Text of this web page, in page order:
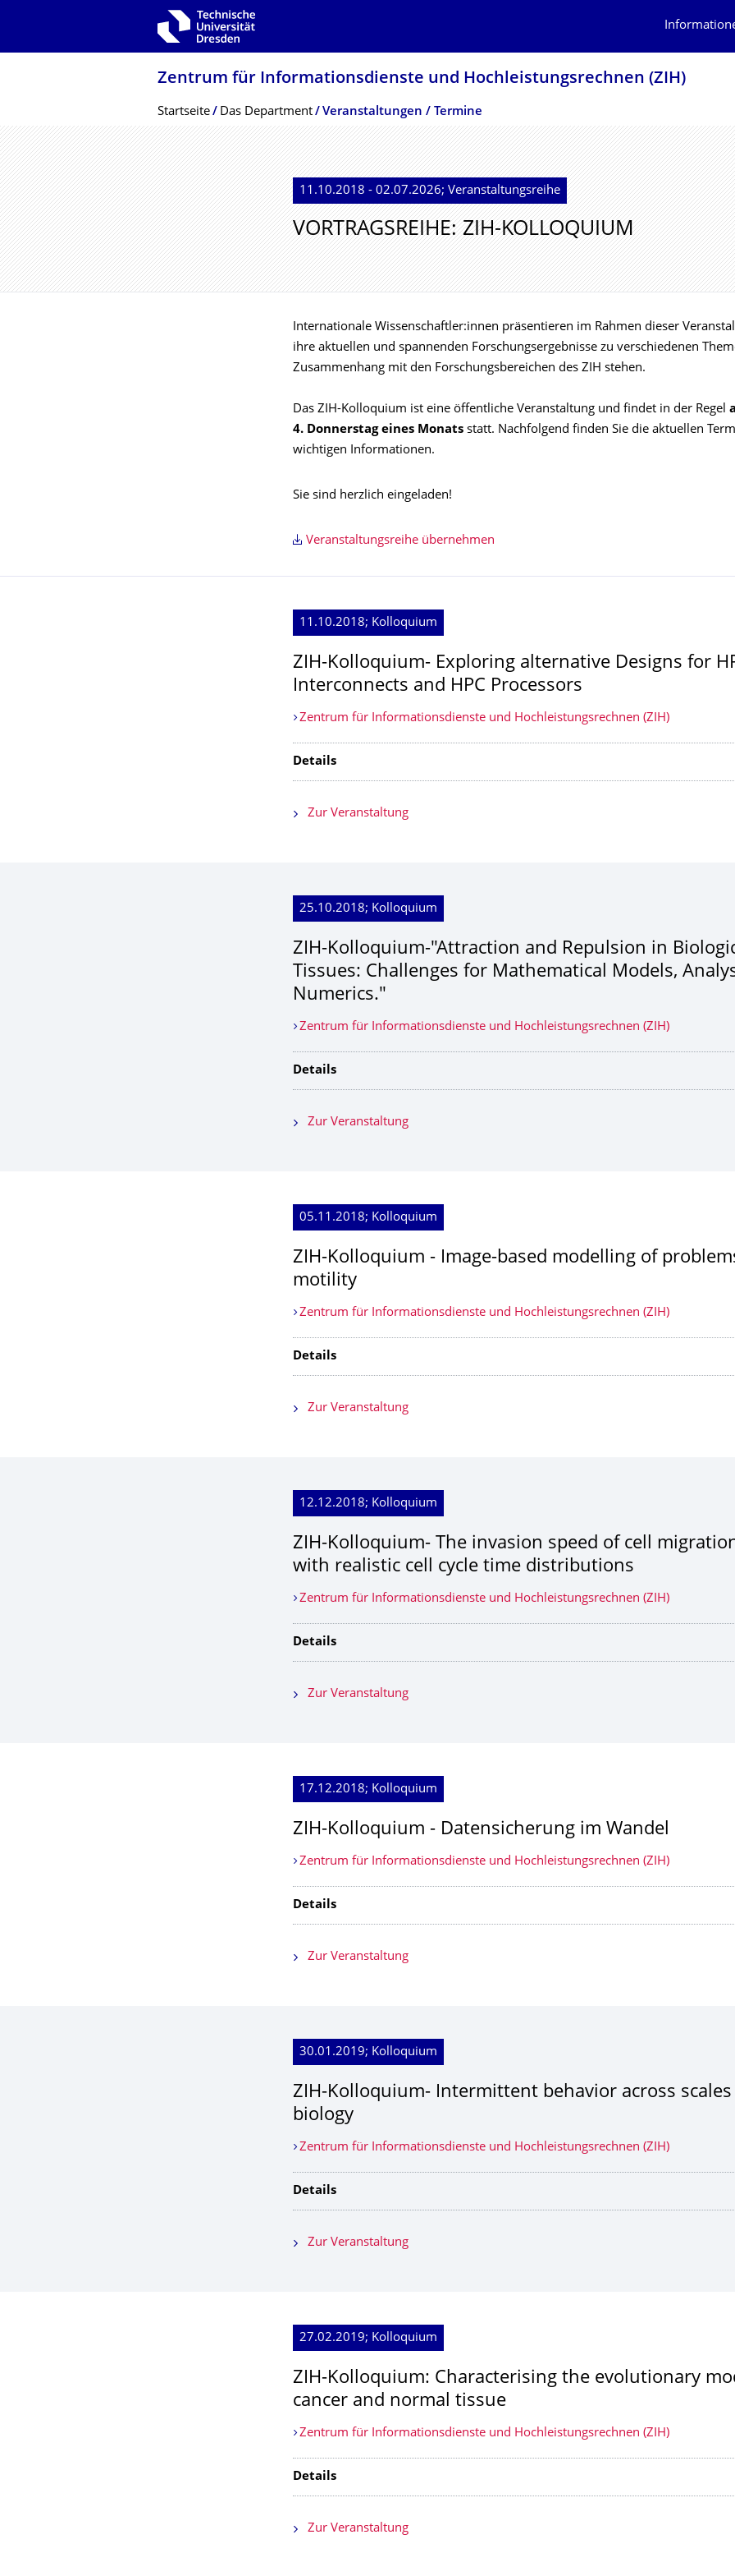
Zur Hauptnavigation springen
Zentrum für Informations­dienste und Hochleistungs­rechnen (ZIH)
Breadcrumb-Menü
Startseite Das Department Veranstaltungen / Termine
11.10.2018 - 02.07.2026; Veranstaltungsreihe
VORTRAGSREIHE: ZIH-KOLLOQUIUM
Internationale Wissenschaftler:innen präsentieren im Rahmen dieser
ihre aktuellen und spannenden Forschungsergebnisse zu verschiedenen
Zusammenhang mit den Forschungsbereichen des ZIH stehen.
Das ZIH-Kolloquium ist eine öffentliche Veranstaltung und findet in der Regel
4. Donnerstag eines Monats statt. Nachfolgend finden Sie die aktuellen
wichtigen Informationen.
Sie sind herzlich eingeladen!
Veranstaltungsreihe übernehmen
11.10.2018; Kolloquium
ZIH-Kolloquium- Exploring alternative Designs for
Interconnects and HPC Processors
Zentrum für Informationsdienste und Hochleistungsrechnen (ZIH)
Details
Zur Veranstaltung
25.10.2018; Kolloquium
ZIH-Kolloquium-"Attraction and Repulsion in
Tissues: Challenges for Mathematical Models,
Numerics."
Zentrum für Informationsdienste und Hochleistungsrechnen (ZIH)
Details
Zur Veranstaltung
05.11.2018; Kolloquium
ZIH-Kolloquium - Image-based modelling of
motility
Zentrum für Informationsdienste und Hochleistungsrechnen (ZIH)
Details
Zur Veranstaltung
12.12.2018; Kolloquium
ZIH-Kolloquium- The invasion speed of cell
with realistic cell cycle time distributions
Zentrum für Informationsdienste und Hochleistungsrechnen (ZIH)
Details
Zur Veranstaltung
17.12.2018; Kolloquium
ZIH-Kolloquium - Datensicherung im Wandel
Zentrum für Informationsdienste und Hochleistungsrechnen (ZIH)
Details
Zur Veranstaltung
30.01.2019; Kolloquium
ZIH-Kolloquium- Intermittent behavior across
biology
Zentrum für Informationsdienste und Hochleistungsrechnen (ZIH)
Details
Zur Veranstaltung
27.02.2019; Kolloquium
ZIH-Kolloquium: Characterising the evolutionary
cancer and normal tissue
Zentrum für Informationsdienste und Hochleistungsrechnen (ZIH)
Details
Zur Veranstaltung